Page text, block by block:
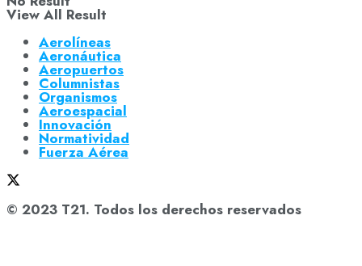
View All Result
Aerolíneas
Aeronáutica
Aeropuertos
Columnistas
Organismos
Aeroespacial
Innovación
Normatividad
Fuerza Aérea
© 2023 T21. Todos los derechos reservados